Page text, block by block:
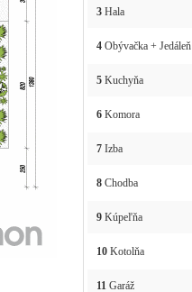
3Hala
4Obývačka + Jedáleň
5Kuchyňa
6Komora
7Izba
8Chodba
9Kúpeľňa
10Kotolňa
11Garáž